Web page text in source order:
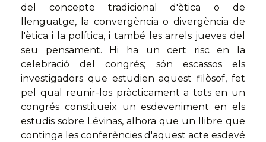
del concepte tradicional d'ètica o de
llenguatge, la convergència o divergència de
l'ètica i la política, i també les arrels jueves del
seu pensament. Hi ha un cert risc en la
celebració del congrés; són escassos els
investigadors que estudien aquest filòsof, fet
pel qual reunir-los pràcticament a tots en un
congrés constitueix un esdeveniment en els
estudis sobre Lévinas, alhora que un llibre que
continga les conferències d'aquest acte esdevé